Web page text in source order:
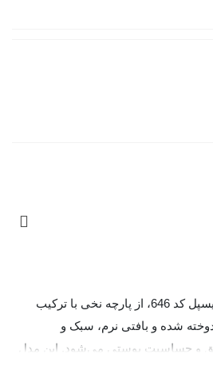
شورت زنانه اسلیپ نخی میسپل کد 646، از پارچه نخی با ترکیب
الاستین دوخته شده و بافتی نرم، سبک و
و حساسیت پوستی می‌شود. این مدل